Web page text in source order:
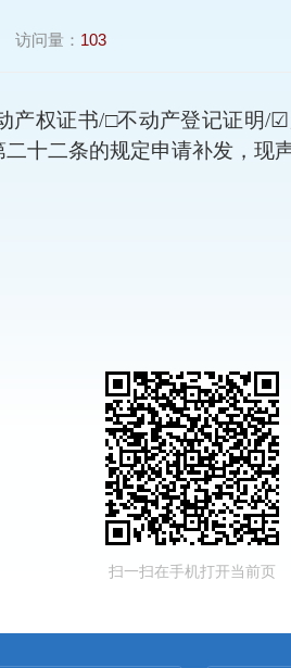
访问量： 103
产权证书/□不动产登记证明/☑
十二条的规定申请补发，现
扫一扫在手机打开当前页